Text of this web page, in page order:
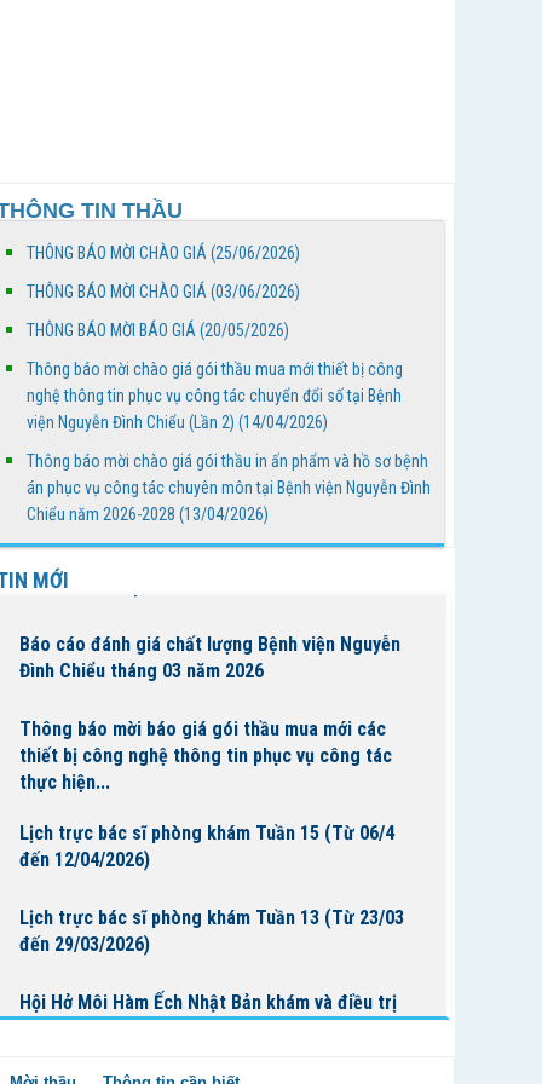
TIN THẦU
THÔNG BÁO MỜI CHÀO GIÁ (25/06/2026)
THÔNG BÁO MỜI CHÀO GIÁ (03/06/2026)
THÔNG BÁO MỜI BÁO GIÁ (20/05/2026)
Thông báo mời chào giá gói thầu mua mới thiết bị công
nghệ thông tin phục vụ công tác chuyển đổi số tại Bệnh
viện Nguyễn Đình Chiểu (Lần 2) (14/04/2026)
Thông báo mời chào giá gói thầu in ấn phẩm và hồ sơ bệnh
án phục vụ công tác chuyên môn tại Bệnh viện Nguyễn Đình
Chiểu năm 2026-2028 (13/04/2026)
MỚI
đổi số...
Thông báo mời chào giá gói thầu in ấn phẩm và
hồ sơ bệnh án phục vụ công tác chuyên môn tại
Bệnh...
BỆNH VIỆN NGUYỄN ĐÌNH CHIỂU TỔ CHỨC KHÁM
BỆNH VỀ NGUỒN NHÂN DỊP TẾT CHÔL CHNĂM
THMÂY NĂM 2026
Ngày Người khuyết tật Việt Nam 18/4/2026: Thúc
đẩy quyền tham gia – Kiến tạo đột phá phát triển
đến 19/4/2026)
Báo cáo đánh giá chất lượng Bệnh viện Nguyễn
Đình Chiểu tháng 03 năm 2026
Thông báo mời báo giá gói thầu mua mới các
thiết bị công nghệ thông tin phục vụ công tác
thực hiện...
Lịch trực bác sĩ phòng khám Tuần 15 (Từ 06/4
đến 12/04/2026)
Lịch trực bác sĩ phòng khám Tuần 13 (Từ 23/03
đến 29/03/2026)
Hội Hở Môi Hàm Ếch Nhật Bản khám và điều trị